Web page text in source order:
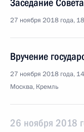
Заседание
27 ноября 2018 года,
Вручение
27 ноября 2018 года,
Москва, Кремль
26 ноября 2018